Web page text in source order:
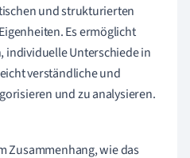
und strukturierten
Es ermöglicht
individuelle Unterschiede in
verständliche und
und zu analysieren.
Zusammenhang, wie das